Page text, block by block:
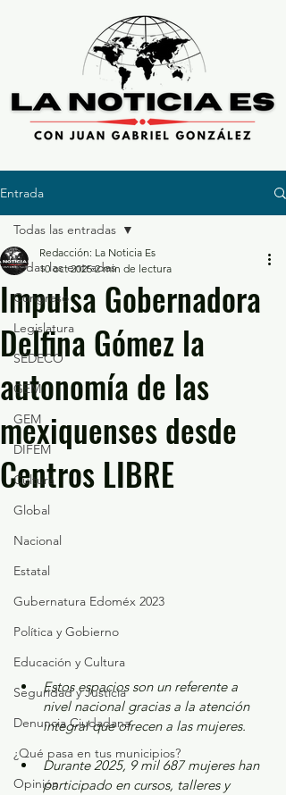
Entrada
Todas las entradas
Congreso
Legislatura
SEDECO
GEM
GEM
DIFEM
Cultura
Global
Nacional
Estatal
Gubernatura Edoméx 2023
Política y Gobierno
Educación y Cultura
Seguridad y Justicia
Denuncia Ciudadana
¿Qué pasa en tus municipios?
Opinión
Todas las entradas
Impulsa Gobernadora
Delfina Gómez la
autonomía de las
mexiquenses desde
Centros LIBRE
Redacción: La Noticia Es
10 oct 2025 2 min de lectura
Estos espacios son un referente a
nivel nacional gracias a la atención
integral que ofrecen a las mujeres.
Durante 2025, 9 mil 687 mujeres han
participado en cursos, talleres y